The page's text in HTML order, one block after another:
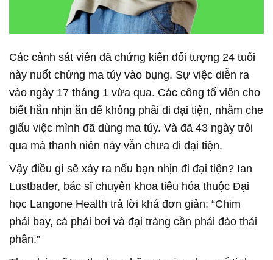
Các cảnh sát viên đã chứng kiến đối tượng 24 tuổi
này nuốt chửng ma túy vào bụng. Sự việc diễn ra
vào ngày 17 tháng 1 vừa qua. Các công tố viên cho
biết hắn nhịn ăn để không phải đi đại tiện, nhằm che
giấu việc mình đã dùng ma túy. Và đã 43 ngày trôi
qua mà thanh niên này vẫn chưa đi đại tiện.
Vậy điều gì sẽ xảy ra nếu bạn nhịn đi đại tiện? Ian
Lustbader, bác sĩ chuyên khoa tiêu hóa thuộc Đại
học Langone Health trả lời khá đơn giản: “Chim
phải bay, cá phải bơi và đại tràng cần phải đào thải
phân.”